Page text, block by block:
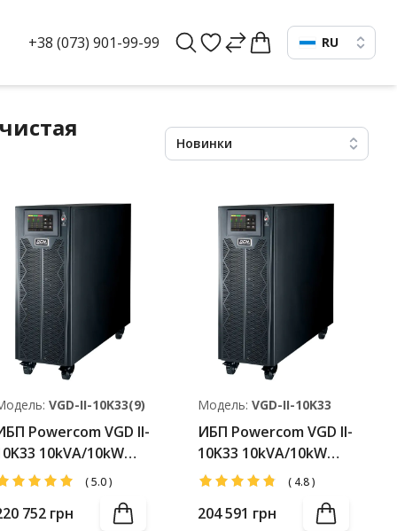
+38 (073) 901-99-99 RU
Новинки
VGD-II-10K33(9)
Powercom VGD II-
10kVA/10kW
(АКБ 40*9Ah)
(5.0)
752 грн
Модель: VGD-II-10K33
ИБП Powercom VGD II-
10K33 10kVA/10kW
LCD (АКБ 40*7Ah)
( 4.8)
204 591 грн